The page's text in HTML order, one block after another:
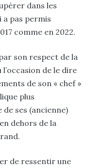
dans les
a pas permis
comme en 2022.
son respect de la
de le dire
de son « chef »
plus
de ses (ancienne)
dehors de la
de ressentir une